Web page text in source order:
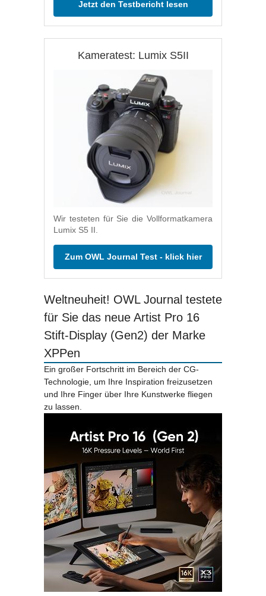
Jetzt den Testbericht lesen
Kameratest: Lumix S5II
Wir testeten für Sie die Vollformatkamera
Lumix S5 II.
Zum OWL Journal Test - klick hier
Weltneuheit! OWL Journal testete
für Sie das neue Artist Pro 16
Stift-Display (Gen2) der Marke
XPPen
Ein großer Fortschritt im Bereich der CG-
Technologie, um Ihre Inspiration freizusetzen
und Ihre Finger über Ihre Kunstwerke fliegen
zu lassen.